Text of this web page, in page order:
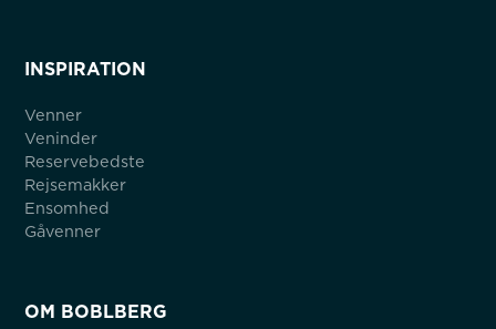
INSPIRATION
Venner
Veninder
Reservebedste
Rejsemakker
Ensomhed
Gåvenner
OM BOBLBERG